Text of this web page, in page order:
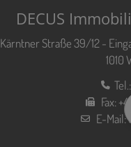
DECUS
Kärntner Straße 39/12 -
1010
Tel.:
Fax:
E-Mail: